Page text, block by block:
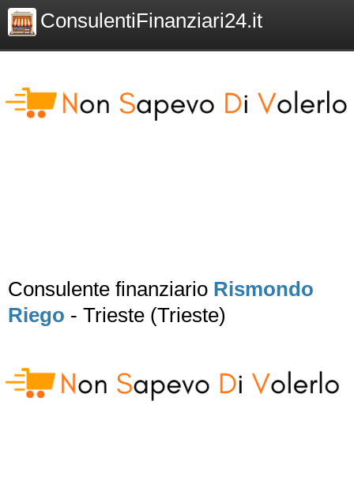
ConsulentiFinanziari24.it
Consulente finanziario Rismondo
Riego - Trieste (Trieste)